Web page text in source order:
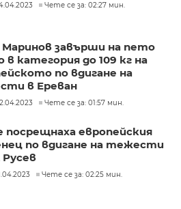
Чете се за: 02:27 мин.
Маринов завърши на пето
в категория до 109 кг на
по вдигане на
в Ереван
Чете се за: 01:57 мин.
посрещнаха европейския
по вдигане на тежести
Русев
Чете се за: 02:25 мин.